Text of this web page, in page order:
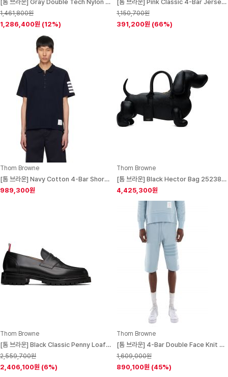
[톰 브라운] Gray Double Tech Nylon Alumni Sneakers 252381M237005
1,461,800원
1,286,400원 (12%)
[톰 브라운] Pink Classic 4-Bar Jersey Miniskirt 252381F090007
1,150,700원
391,200원 (66%)
Thom Browne
[톰 브라운] Navy Cotton 4-Bar Short Sleeve Polo 251381M212034
989,300원
Thom Browne
[톰 브라운] Black Hector Bag 252381M170002
4,425,300원
Thom Browne
[톰 브라운] Black Classic Penny Loafers 252381M231003
2,559,700원
2,406,100원 (6%)
Thom Browne
[톰 브라운] 4-Bar Double Face Knit Sweatshorts
1,609,000원
890,100원 (45%)